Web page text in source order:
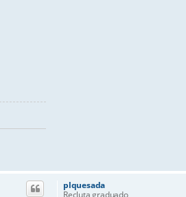
plquesada
Recluta graduado